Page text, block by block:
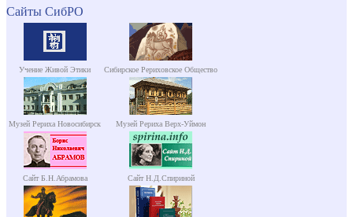
Сайты СибРО
Учение Живой Этики Сибирское Рериховское Общество
Музей Рериха Новосибирск Музей Рериха Верх-Уймон
Сайт Б.Н.Абрамова Сайт Н.Д.Спириной